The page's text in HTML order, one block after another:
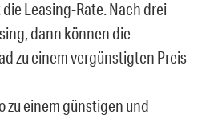
Leasing-Rate. Nach drei
dann können die
zu einem vergünstigten Preis
zu einem günstigen und